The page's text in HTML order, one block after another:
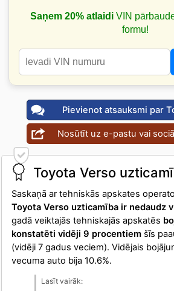
Saņem 20% atlaidi VIN
formu!
Pievienot atsauksmi par
Nosūtīt uz e-pastu vai
Toyota Verso
Saskaņā ar tehniskās apskates
Toyota Verso uzticamība ir nedaudz
gadā veiktajās tehniskajās apskatēs
konstatēti vidēji 9 procentiem šīs
(vidēji 7 gadus veciem). Vidējais
vecuma auto bija 10.6%.